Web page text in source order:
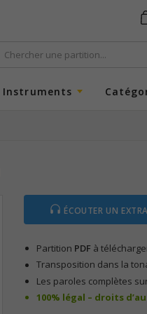
Instruments
ÉCOUTER UN
Partition PDF à
Transposition dans la
Les paroles complètes
100% légal – droits